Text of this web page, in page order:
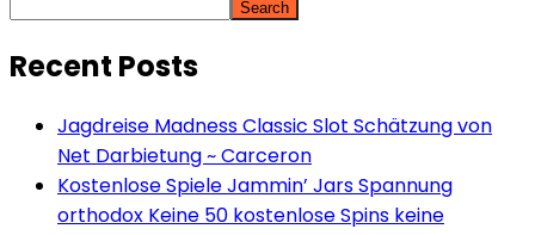
Search
Recent Posts
Jagdreise Madness Classic Slot Schätzung von
Net Darbietung ~ Carceron
Kostenlose Spiele Jammin’ Jars Spannung
orthodox Keine 50 kostenlose Spins keine